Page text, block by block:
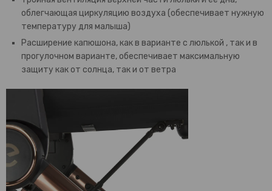
облегчающая циркуляцию воздуха (обеспечивает нужную
температуру для малыша)
Расширение капюшона, как в варианте с люлькой , так и в
прогулочном варианте, обеспечивает максимальную
защиту как от солнца, так и от ветра